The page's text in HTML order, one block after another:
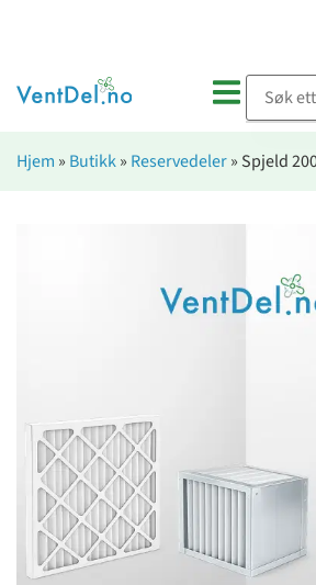
Hjem » Butikk» Reservedeler» Spjeld